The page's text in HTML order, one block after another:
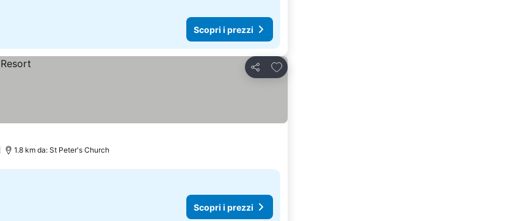
Scopri i prezzi
Condividi
Aggiungi ai preferiti
1.8 km da: St Peter's Church
Scopri i prezzi